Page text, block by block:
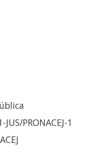
PRONACEJ-1